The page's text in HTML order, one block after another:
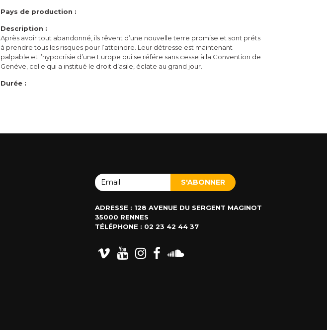
Pays de production :
Description :
Après avoir tout abandonné, ils rêvent d’une nouvelle terre promise et sont préts
à prendre tous les risques pour l’atteindre. Leur détresse est maintenant
palpable et l’hypocrisie d’une Europe qui se référe sans cesse à la Convention de
Genéve, celle qui a institué le droit d’asile, éclate au grand jour.
Durée :
ADRESSE : 128 AVENUE DU SERGENT MAGINOT
35000 RENNES
TÉLÉPHONE : 02 23 42 44 37